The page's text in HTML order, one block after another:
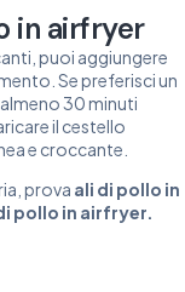
in airfryer
puoi aggiungere
Se preferisci un
30 minuti
il cestello
e croccante.
prova ali di pollo in
pollo in airfryer.